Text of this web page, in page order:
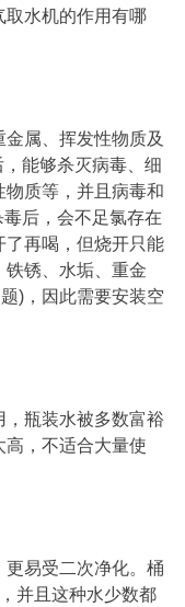
取水机的作用有哪
属、挥发性物质及
能够杀灭病毒、细
质等，并且病毒和
后，会不足氯存在
了再喝，但烧开只能
铁锈、水垢、重金
)，因此需要安装空
瓶装水被多数富裕
，不适合大量使
易受二次净化。桶
并且这种水少数都